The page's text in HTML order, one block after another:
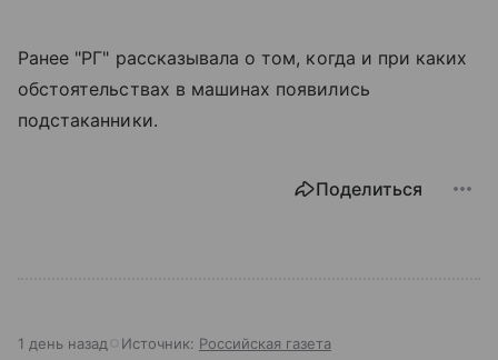
Ранее "РГ" рассказывала о том, когда и при каких
обстоятельствах в машинах появились
подстаканники.
Поделиться
1 день назад Источник: Российская газета